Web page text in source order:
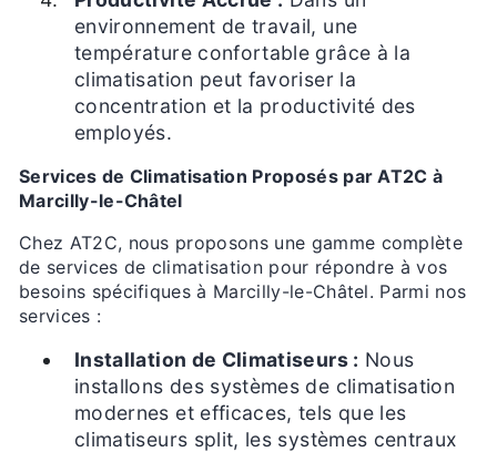
environnement de travail, une
température confortable grâce à la
climatisation peut favoriser la
concentration et la productivité des
employés.
Services de Climatisation Proposés par AT2C à
Marcilly-le-Châtel
Chez AT2C, nous proposons une gamme complète
de services de climatisation pour répondre à vos
besoins spécifiques à Marcilly-le-Châtel. Parmi nos
services :
Installation de Climatiseurs : Nous
installons des systèmes de climatisation
modernes et efficaces, tels que les
climatiseurs split, les systèmes centraux